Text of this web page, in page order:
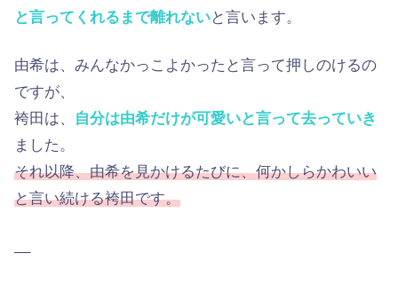
と言ってくれるまで離れないと言います。
由希は、みんなかっこよかったと言って押しのけるの
ですが、
袴田は、
自分は由希だけが可愛いと言って去っていき
ました。
それ以降、由希を見かけるたびに、何かしらかわいい
と言い続ける袴田です。